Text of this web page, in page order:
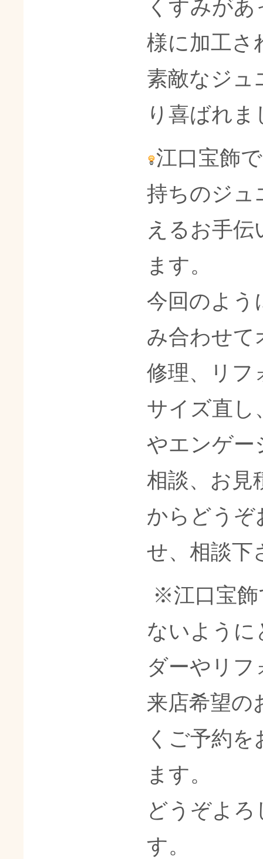
くすみが
様に加工さ
素敵なジュ
り喜ばれま
江口宝飾
持ちのジュ
えるお手
ます。
今回のよう
み合わせて
修理、リフ
サイズ直し
やエンゲー
相談、お見
からどうぞ
せ、相談下
※江口宝飾
ないように
ダーやリフ
来店希望の
くご予約
ます。
どうぞよ
す。